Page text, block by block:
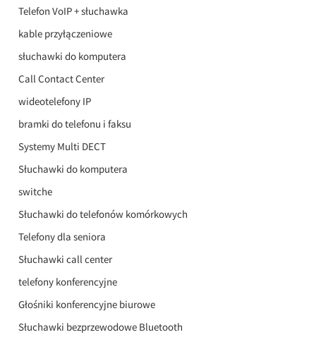
Telefon VoIP + słuchawka
kable przyłączeniowe
słuchawki do komputera
Call Contact Center
wideotelefony IP
bramki do telefonu i faksu
Systemy Multi DECT
Słuchawki do komputera
switche
Słuchawki do telefonów komórkowych
Telefony dla seniora
Słuchawki call center
telefony konferencyjne
Głośniki konferencyjne biurowe
Słuchawki bezprzewodowe Bluetooth